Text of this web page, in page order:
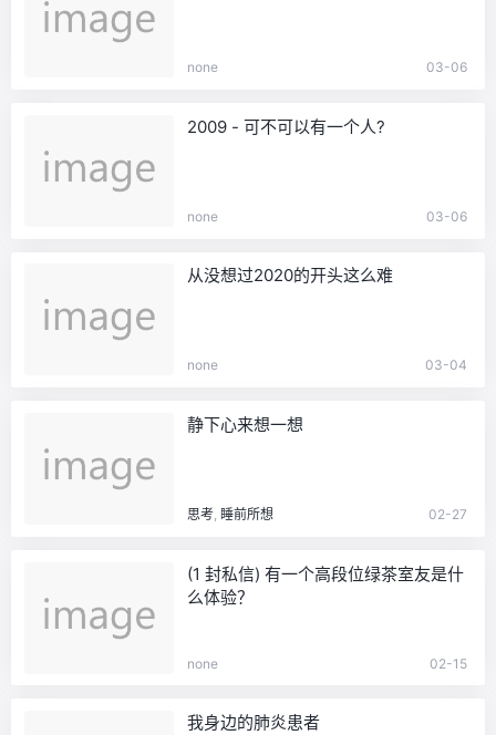
none 03-06
2009 - 可不可以有一个人?
none 03-06
从没想过2020的开头这么难
none 03-04
静下心来想一想
思考, 睡前所想 02-27
(1 封私信) 有一个高段位绿茶室友是什
么体验？
none 02-15
我身边的肺炎患者